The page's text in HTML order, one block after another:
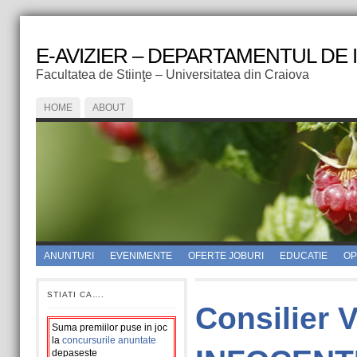
E-AVIZIER – DEPARTAMENTUL DE
Facultatea de Stiinţe – Universitatea din Craiova
HOME ABOUT
ANUNTURI EVENIMENTE OFERTE JOBURI EDUCATIE
STIATI CA….
Suma premiilor puse in joc
la concursurile anuntate
depaseste
Consilier